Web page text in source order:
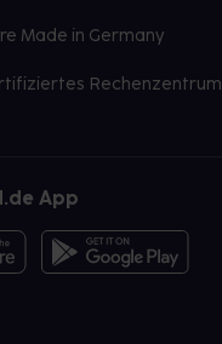
Made in Germany
Rechenzentrum
App